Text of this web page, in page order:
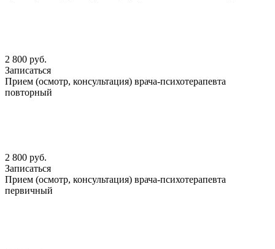
2 800 руб.
Записаться
Прием (осмотр, консультация) врача-психотерапевта
повторный
2 800 руб.
Записаться
Прием (осмотр, консультация) врача-психотерапевта
первичный